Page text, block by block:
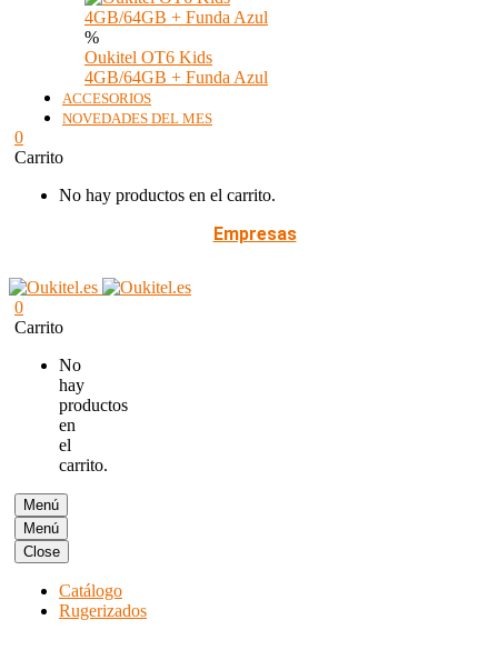
%
Oukitel OT6 Kids
4GB/64GB + Funda Azul
ACCESORIOS
NOVEDADES DEL MES
0
Carrito
No hay productos en el carrito.
Empresas
0
Carrito
No
hay
productos
en
el
carrito.
Menú
Menú
Close
Catálogo
Rugerizados